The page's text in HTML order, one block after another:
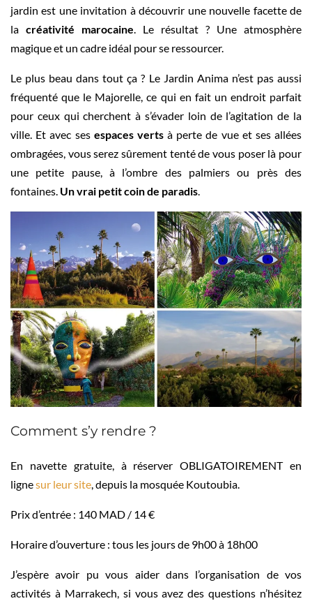
jardin est une invitation à découvrir une nouvelle facette de
la créativité marocaine. Le résultat ? Une atmosphère
magique et un cadre idéal pour se ressourcer.
Le plus beau dans tout ça ? Le Jardin Anima n’est pas aussi
fréquenté que le Majorelle, ce qui en fait un endroit parfait
pour ceux qui cherchent à s’évader loin de l’agitation de la
ville. Et avec ses espaces vertsà perte de vue et ses allées
ombragées, vous serez sûrement tenté de vous poser là pour
une petite pause, à l’ombre des palmiers ou près des
fontaines. Un vrai petit coin de paradis.
Comment s’y rendre ?
En navette gratuite, à réserver OBLIGATOIREMENT en
lignesur leur site, depuis la mosquée Koutoubia.
Prix d’entrée : 140 MAD / 14 €
Horaire d’ouverture : tous les jours de 9h00 à 18h00
J’espère avoir pu vous aider dans l’organisation de vos
activités à Marrakech, si vous avez des questions n’hésitez